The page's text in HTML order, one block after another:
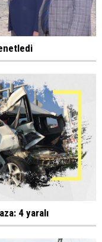
4 yaralı